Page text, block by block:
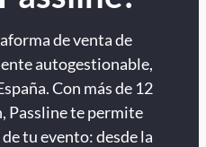
de venta de
autogestionable,
Con más de 12
Passline te permite
tu evento: desde la